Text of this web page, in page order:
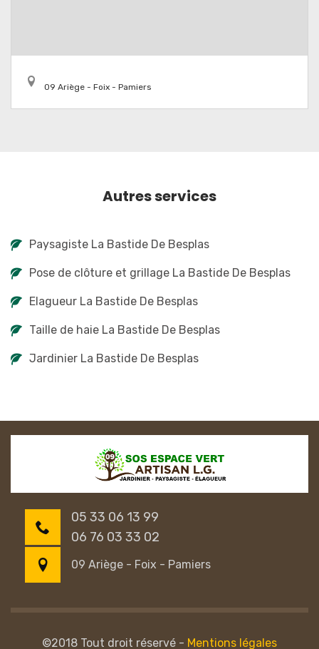
09 Ariège - Foix - Pamiers
Autres services
Paysagiste La Bastide De Besplas
Pose de clôture et grillage La Bastide De Besplas
Elagueur La Bastide De Besplas
Taille de haie La Bastide De Besplas
Jardinier La Bastide De Besplas
05 33 06 13 99
06 76 03 33 02
09 Ariège - Foix - Pamiers
©2018 Tout droit réservé - Mentions légales